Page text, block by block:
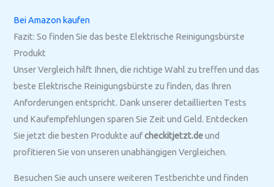
Bei Amazon kaufen
Fazit: So finden Sie das beste Elektrische Reinigungsbürste
Produkt
Unser Vergleich hilft Ihnen, die richtige Wahl zu treffen und das
beste Elektrische Reinigungsbürste zu finden, das Ihren
Anforderungen entspricht. Dank unserer detaillierten Tests
und Kaufempfehlungen sparen Sie Zeit und Geld. Entdecken
Sie jetzt die besten Produkte aufcheckitjetzt.deund
profitieren Sie von unseren unabhängigen Vergleichen.
Besuchen Sie auch unsere weiteren Testberichte und finden